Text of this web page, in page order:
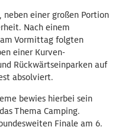
neben einer großen Portion
Nach einem
Vormittag folgten
einer Kurven-
Rückwärtseinparken auf
absolviert.
bewies hierbei sein
Thema Camping.
Finale am 6.